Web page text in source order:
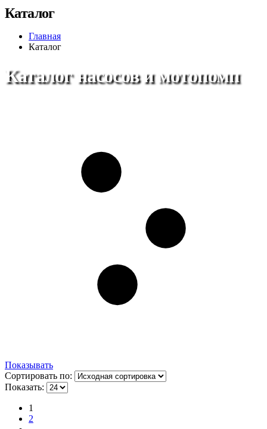
Каталог
Главная
Каталог
Каталог насосов и мотопомп
Показывать
Сортировать по:
Показать:
1
2